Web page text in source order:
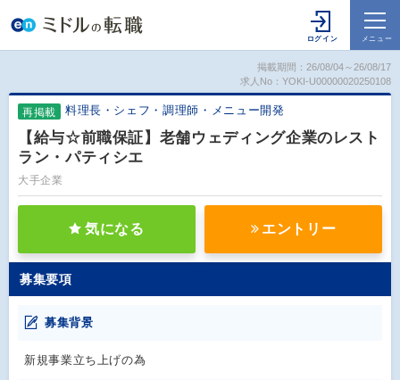
掲載期間：26/08/04～26/08/17
求人No：YOKI-U00000020250108
再掲載 料理長・シェフ・調理師・メニュー開発
【給与☆前職保証】老舗ウェディング企業のレスト
ラン・パティシエ
大手企業
気になる エントリー
募集要項
募集背景
新規事業立ち上げの為